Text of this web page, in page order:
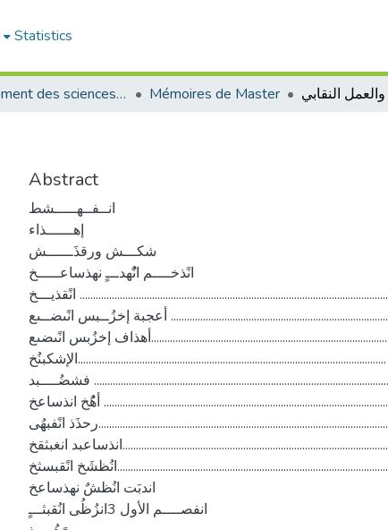
Statistics
Département des sciences sociales Mémoires de Master والعمل النقابي
Abstract
انــفــهـــــشط
إهــــــذاء
شكـــش ورقذَــــــش
انًذخــــم انًُهدـــٍ نهذساعـــــخ
انًقذيـــخ ...................................................................................................................
أعجبة إخزُــبس انًىضــىع ..........................................................................................
أهذاف إخزُبس انًىضىع..............................................................................................
الإشكبنُخ...................................................................................................................
فشضُــــبد ...............................................................................................................
أهًُخ انذساعخ ..........................................................................................................
رحذَذ انًفبهُى............................................................................................................
انذساعبد انغبثقخ........................................................................................................
انُظشَخ انًقبسثخ........................................................................................................
اندبَت انُظشٌ نهذساعخ
انفصــــم الأول 3انزُظُى انُقبثـــٍ